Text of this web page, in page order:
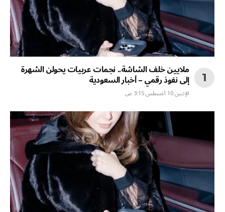
ملايين خلف الشاشة.. نجمات عربيات يحولن الشهرة
إلى نفوذ رقمي – أخبار السعودية
الإثنين 10 أغسطس 3:15 ص